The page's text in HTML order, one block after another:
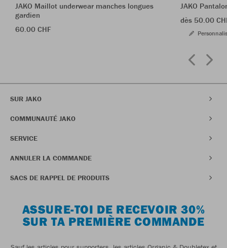
JAKO Maillot underwear manches longues
gardien
60.00 CHF
JAKO
dès 50.00
SUR JAKO
COMMUNAUTÉ JAKO
SERVICE
ANNULER LA COMMANDE
SACS DE RAPPEL DE PRODUITS
ASSURE-TOI DE RECEVOIR 30%
SUR TA PREMIÈRE COMMANDE